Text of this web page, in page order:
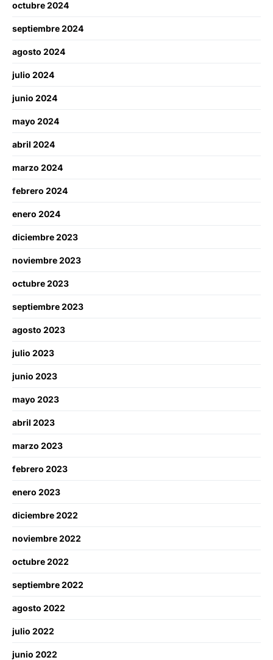
octubre 2024
septiembre 2024
agosto 2024
julio 2024
junio 2024
mayo 2024
abril 2024
marzo 2024
febrero 2024
enero 2024
diciembre 2023
noviembre 2023
octubre 2023
septiembre 2023
agosto 2023
julio 2023
junio 2023
mayo 2023
abril 2023
marzo 2023
febrero 2023
enero 2023
diciembre 2022
noviembre 2022
octubre 2022
septiembre 2022
agosto 2022
julio 2022
junio 2022